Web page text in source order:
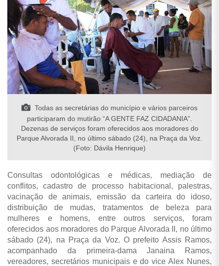
Todas as secretárias do município e vários parceiros
participaram do mutirão “A GENTE FAZ CIDADANIA”.
Dezenas de serviços foram oferecidos aos moradores do
Parque Alvorada II, no último sábado (24), na Praça da Voz.
(Foto: Dávila Henrique)
Consultas odontológicas e médicas, mediação de
conflitos, cadastro de processo habitacional, palestras,
vacinação de animais, emissão da carteira do idoso,
distribuição de mudas, tratamentos de beleza para
mulheres e homens, entre outros serviços, foram
oferecidos aos moradores do Parque Alvorada II, no último
sábado (24), na Praça da Voz. O prefeito Assis Ramos,
acompanhado da primeira-dama Janaina Ramos,
vereadores, secretários municipais e do vice Alex Nunes,